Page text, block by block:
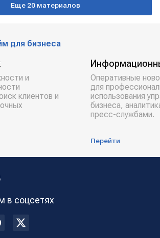
Еще 20 материалов
для бизнеса
и
клиентов и
Оперативные
для
использования
бизнеса,
пресс-службами.
Перейти
в соцсетях